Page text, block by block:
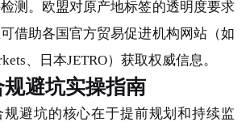
测。欧盟对原产地标签的透明度要求
借助各国官方贸易促进机构网站（如
、日本JETRO）获取权威信息。
避坑实操指南
坑的核心在于提前规划和持续监